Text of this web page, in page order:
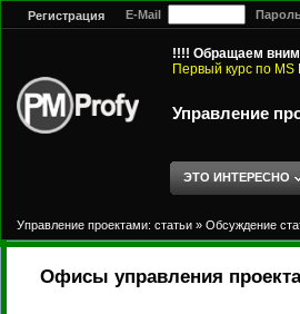
Регистрация E-Mail
!!!! Обращаем
Первый курс по
Управление
ЭТО ИНТЕРЕСНО
Управление проектами: статьи » Обсуждение
Офисы управления